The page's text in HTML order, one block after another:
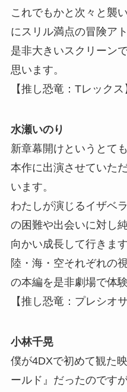
これでもかと次々と襲
にスリル満点の冒険ア
是非大きいスクリーン
思います。
【推し恐竜：Tレックス
水瀬いのり
新章幕開けというとて
本作に出演させていた
います。
わたしが演じるイザベ
の困難や出会いに対し
向かい成長して行きます
陸・海・空それぞれの
の本編を是非劇場で体
【推し恐竜：プレシオ
小林千晃
僕が4DXで初めて観た
ールド』だったのです